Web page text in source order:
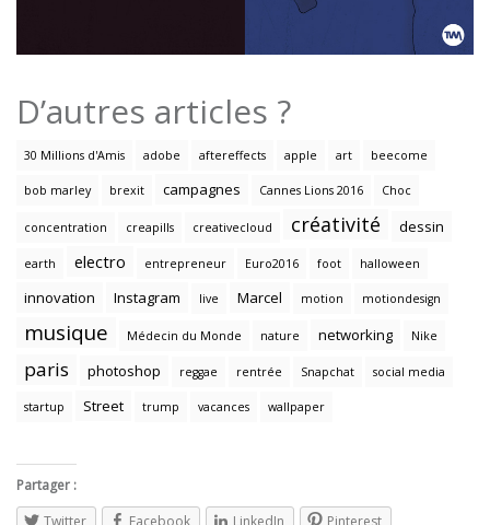
D’autres articles ?
30 Millions d'Amis adobe aftereffects apple art beecome
bob marley brexit campagnes Cannes Lions 2016 Choc
concentration creapills creativecloud créativité dessin
earth electro entrepreneur Euro2016 foot halloween
innovation Instagram live Marcel motion motiondesign
musique Médecin du Monde nature networking Nike
paris photoshop reggae rentrée Snapchat social media
startup Street trump vacances wallpaper
Partager :
Twitter
Facebook LinkedIn
Pinterest